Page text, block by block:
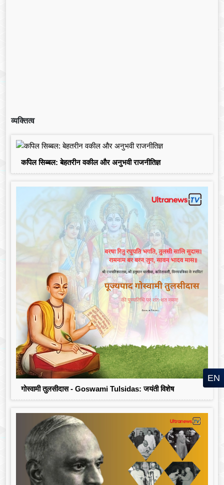
व्यक्तित्व
कपिल सिब्बल: बेहतरीन वकील और अनुभवी राजनीतिज्ञ
गोस्वामी तुलसीदास - Goswami Tulsidas: जयंती विशेष
EN